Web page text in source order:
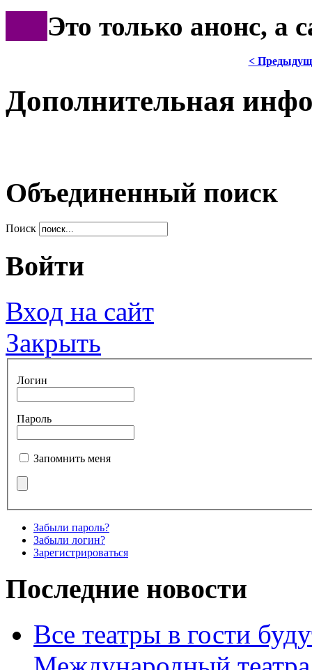
Это только анонс, а
<
Дополнительная
Объединенный поиск
Поиск
Войти
Вход на сайт
Закрыть
Логин
Пароль
Запомнить меня
Забыли пароль?
Забыли логин?
Зарегистрироваться
Последние новости
Все театры в гости